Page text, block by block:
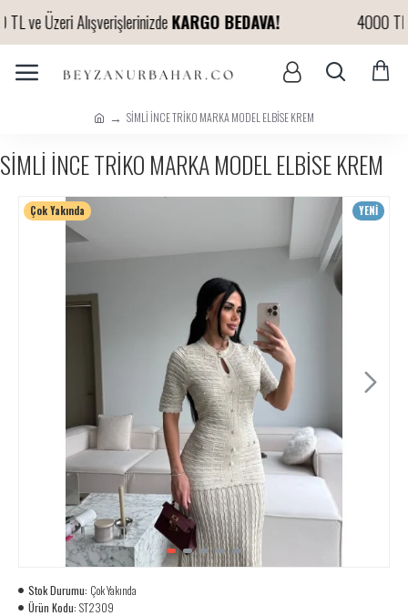
ve Üzeri AlışverişlerinizdeKARGO BEDAVA! 4000 TL
SİMLİ İNCE TRİKO MARKA MODEL ELBİSE KREM
SİMLİ İNCE TRİKO MARKA MODEL ELBİSE KREM
YENİ
Çok Yakında
Stok Durumu: Çok Yakında
Ürün Kodu: ST2309